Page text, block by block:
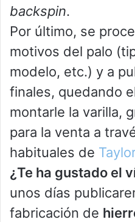
backspin.
Por último, se
motivos del palo
modelo, etc.) y a
finales, quedando
montarle la varilla,
para la venta a
habituales de
¿Te ha gustado el
unos días
fabricación de